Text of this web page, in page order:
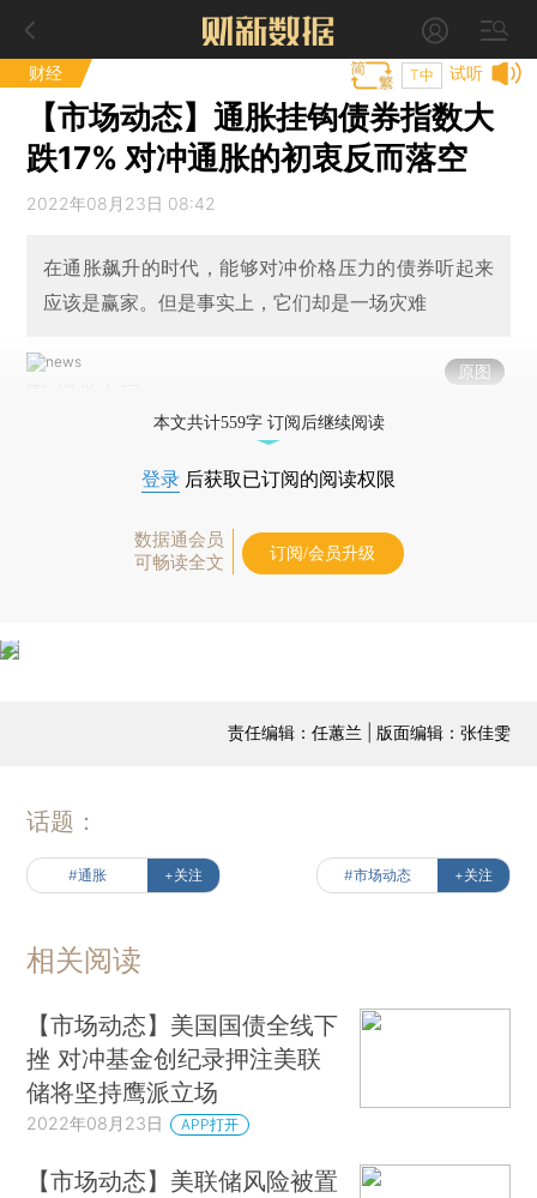
财经 试听
T中
【市场动态】通胀挂钩债券指数大
跌17% 对冲通胀的初衷反而落空
2022年08月23日 08:42
在通胀飙升的时代，能够对冲价格压力的债券听起来
应该是赢家。但是事实上，它们却是一场灾难
原图
本文共计559字 订阅后继续阅读
登录 后获取已订阅的阅读权限
数据通会员
可畅读全文
订阅/会员升级
责任编辑：任蕙兰 | 版面编辑：张佳雯
话题：
#通胀 +关注 #市场动态 +关注
相关阅读
【市场动态】美国国债全线下
挫 对冲基金创纪录押注美联
储将坚持鹰派立场
2022年08月23日 APP打开
【市场动态】美联储风险被置